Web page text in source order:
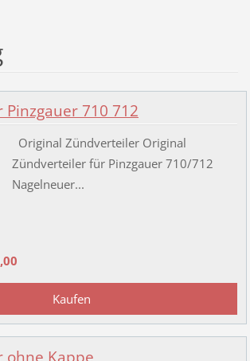
710 712
Original Zündverteiler Original
Zündverteiler für Pinzgauer 710/712
Nagelneuer...
Kappe